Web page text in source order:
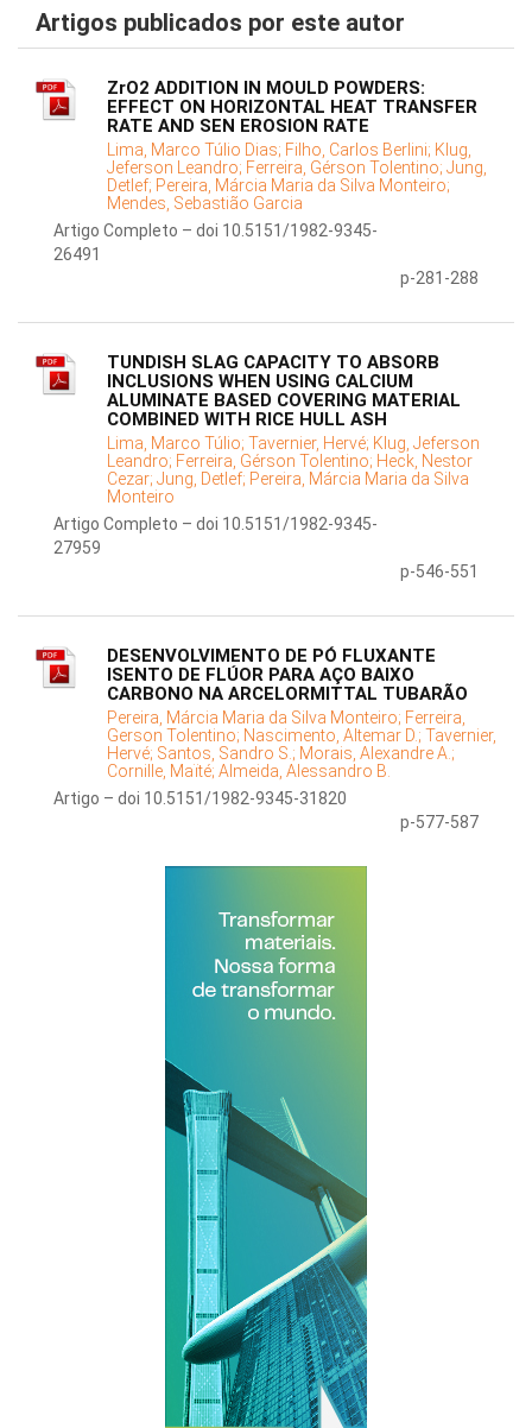
Artigos publicados por este autor
ZrO2 ADDITION IN MOULD POWDERS:
EFFECT ON HORIZONTAL HEAT TRANSFER
RATE AND SEN EROSION RATE
Lima, Marco Túlio Dias; Filho, Carlos Berlini; Klug,
Jeferson Leandro; Ferreira, Gérson Tolentino; Jung,
Detlef; Pereira, Márcia Maria da Silva Monteiro;
Mendes, Sebastião Garcia
Artigo Completo – doi 10.5151/1982-9345-
26491
p-281-288
TUNDISH SLAG CAPACITY TO ABSORB
INCLUSIONS WHEN USING CALCIUM
ALUMINATE BASED COVERING MATERIAL
COMBINED WITH RICE HULL ASH
Lima, Marco Túlio; Tavernier, Hervé; Klug, Jeferson
Leandro; Ferreira, Gérson Tolentino; Heck, Nestor
Cezar; Jung, Detlef; Pereira, Márcia Maria da Silva
Monteiro
Artigo Completo – doi 10.5151/1982-9345-
27959
p-546-551
DESENVOLVIMENTO DE PÓ FLUXANTE
ISENTO DE FLÚOR PARA AÇO BAIXO
CARBONO NA ARCELORMITTAL TUBARÃO
Pereira, Márcia Maria da Silva Monteiro; Ferreira,
Gerson Tolentino; Nascimento, Altemar D.; Tavernier,
Hervé; Santos, Sandro S.; Morais, Alexandre A.;
Cornille, Maïté; Almeida, Alessandro B.
Artigo – doi 10.5151/1982-9345-31820
p-577-587